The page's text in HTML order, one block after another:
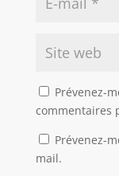
Prévenez-
commentaires
Prévenez-
mail.